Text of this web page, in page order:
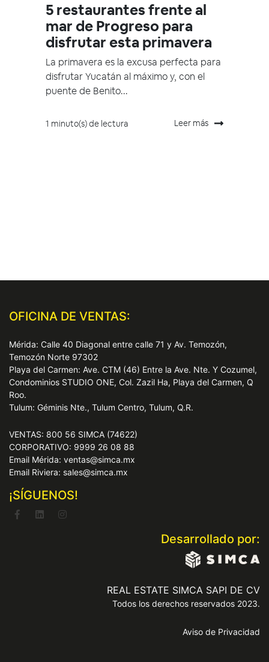
5 restaurantes frente al
mar de Progreso para
disfrutar esta primavera
La primavera es la excusa perfecta para
disfrutar Yucatán al máximo y, con el
puente de Benito...
1 minuto(s) de lectura Leer más
OFICINA DE VENTAS:
Mérida: Calle 40 Diagonal entre calle 71 y Av. Temozón,
Temozón Norte 97302
Playa del Carmen: Ave. CTM (46) Entre la Ave. Nte. Y Cozumel,
Condominios STUDIO ONE, Col. Zazil Ha, Playa del Carmen, Q
Roo.
Tulum: Géminis Nte., Tulum Centro, Tulum, Q.R.
VENTAS: 800 56 SIMCA (74622)
CORPORATIVO: 9999 26 08 88
Email Mérida: ventas@simca.mx
Email Riviera: sales@simca.mx
¡SÍGUENOS!
Desarrollado por:
REAL ESTATE SIMCA SAPI DE CV
Todos los derechos reservados 2023.
Aviso de Privacidad